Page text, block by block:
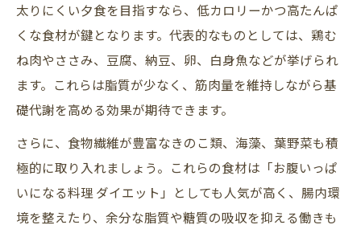
太りにくい夕食を目指すなら、低カロリーかつ高たんぱ
くな食材が鍵となります。代表的なものとしては、鶏む
ね肉やささみ、豆腐、納豆、卵、白身魚などが挙げられ
ます。これらは脂質が少なく、筋肉量を維持しながら基
礎代謝を高める効果が期待できます。
さらに、食物繊維が豊富なきのこ類、海藻、葉野菜も積
極的に取り入れましょう。これらの食材は「お腹いっぱ
いになる料理 ダイエット」としても人気が高く、腸内環
境を整えたり、余分な脂質や糖質の吸収を抑える働きも